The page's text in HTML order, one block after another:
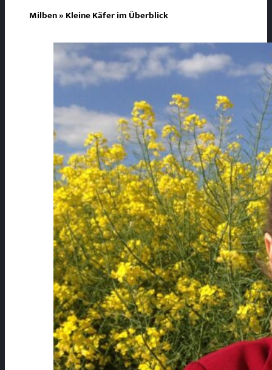
Milben » Kleine Käfer im Überblick